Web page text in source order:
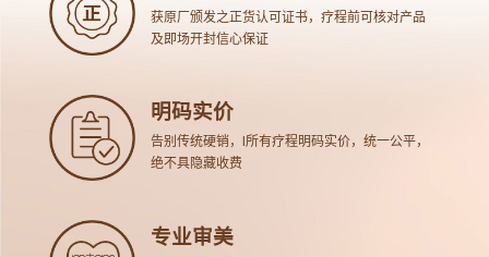
获原厂颁发之正货认可证书，疗程前可核对产品
及即场开封信心保证
明码实价
告别传统硬销，l所有疗程明码实价，统一公平，
绝不具隐藏收费
专业审美